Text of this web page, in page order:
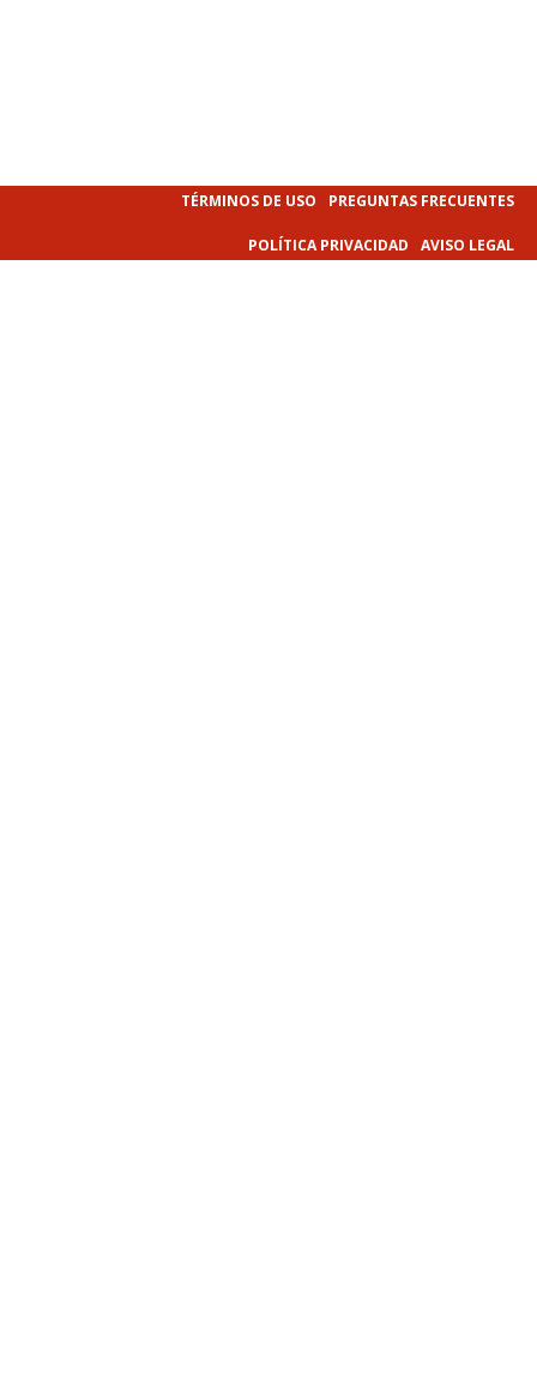
TÉRMINOS DE USO PREGUNTAS FRECUENTES
POLÍTICA PRIVACIDAD AVISO LEGAL